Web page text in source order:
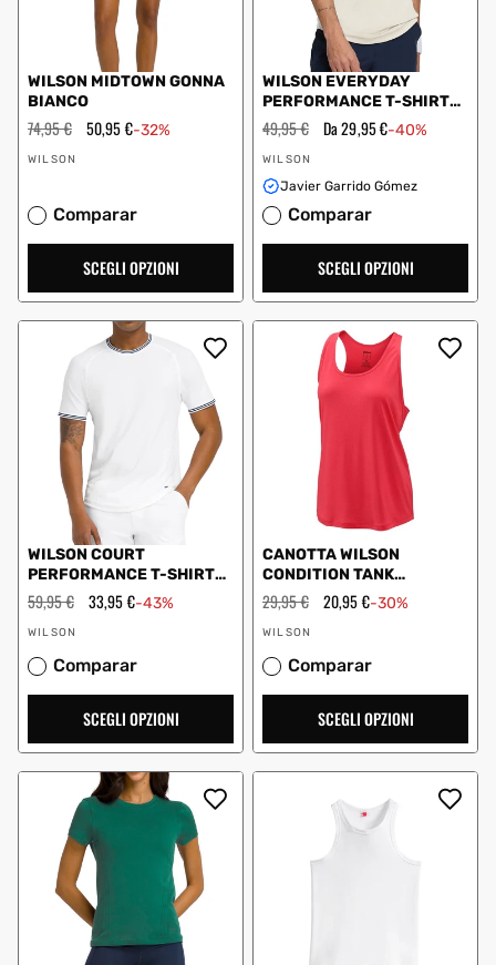
WILSON MIDTOWN GONNA
BIANCO
Prezzo
regolare
74,95 € Prezzo
scontato
50,95 €-32%
Fornitore:
WILSON
Comparar
SCEGLI OPZIONI
WILSON EVERYDAY
PERFORMANCE T-SHIRT
BIANCA
Prezzo
regolare
49,95 € Prezzo
scontato
Da 29,95 €-40%
Fornitore:
WILSON
Javier Garrido Gómez
Comparar
SCEGLI OPZIONI
WILSON COURT
PERFORMANCE T-SHIRT
BIANCA
Prezzo
regolare
59,95 € Prezzo
scontato
33,95 €-43%
Fornitore:
WILSON
Comparar
SCEGLI OPZIONI
CANOTTA WILSON
CONDITION TANK
CORALLO DONNA
Prezzo
regolare
29,95 € Prezzo
scontato
20,95 €-30%
Fornitore:
WILSON
Comparar
SCEGLI OPZIONI